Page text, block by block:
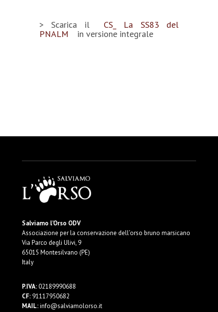
> Scarica il
CS_ La SS83 del
PNALM
in versione integrale
Salviamo l’Orso ODV
Associazione per la conservazione dell’orso bruno marsicano
Via Parco degli Ulivi, 9
65015 Montesilvano (PE)
Italy
P.IVA:02189990688
CF:91117950682
MAIL:info@salviamolorso.it